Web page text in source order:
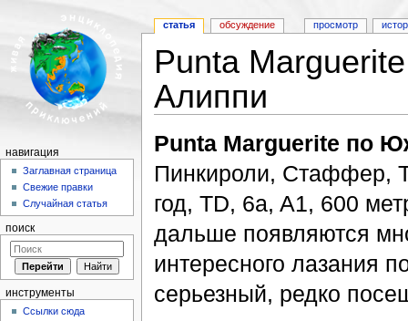
Punta
Алиппи
Punta Marguerite по
Пинкироли, Стаффер,
год, TD, 6a, A1, 600
дальше появляются
интересного лазания
серьезный, редко
статья обсуждение просмотр
навигация
Заглавная страница
Свежие правки
Случайная статья
поиск
инструменты
Ссылки сюда